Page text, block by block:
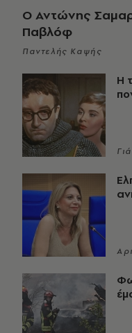
Ο Αντώνης
Παβλόφ
Παντελής Καψής
Η